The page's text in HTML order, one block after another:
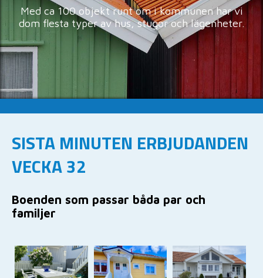
Med ca 100 objekt runt om i kommunen har vi
dom flesta typer av hus, stugor och lägenheter.
SISTA MINUTEN ERBJUDANDEN
VECKA 32
Boenden som passar båda par och
familjer